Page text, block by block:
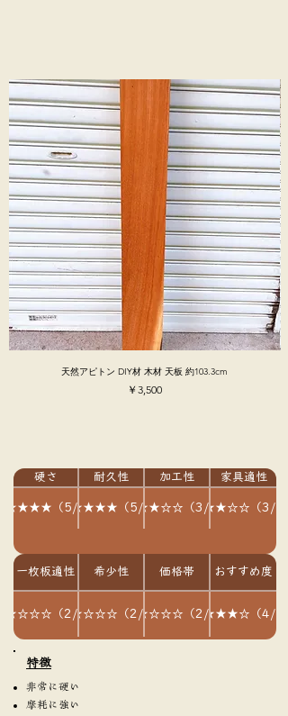
天然アピトン DIY材 木材 天板 約103.3cm
価格
￥3,500
硬さ 耐久性 加工性 家具適性
（5/5）
★★★★★（5/5）★★★☆☆（3/5）★★★☆☆（3/5
一枚板適性 希少性 価格帯 おすすめ度
（2/5）
★★☆☆☆（2/5）★★☆☆☆（2/5）★★★★☆（4/5
​特徴
非常に硬い
摩耗に強い